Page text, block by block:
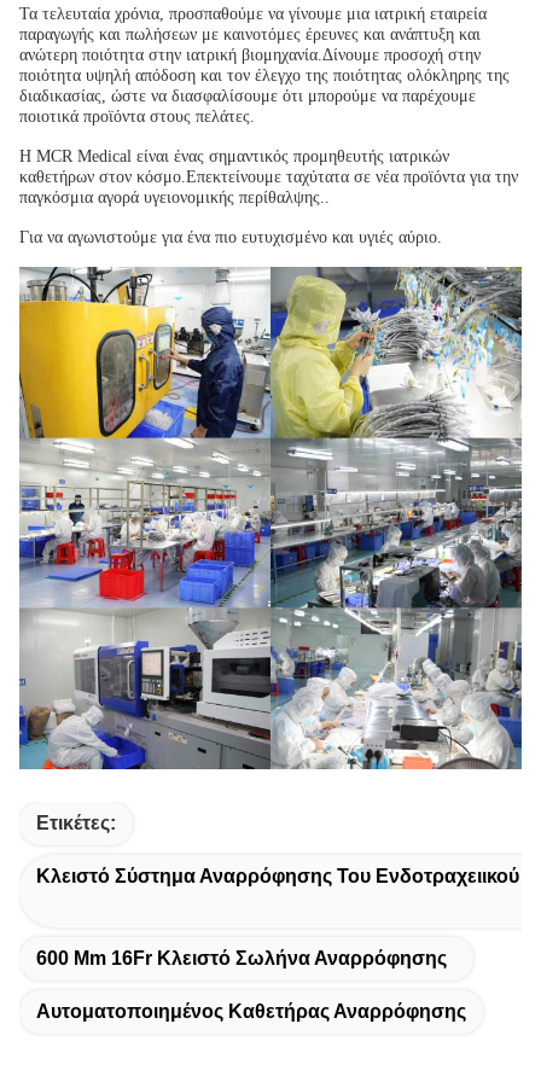
Τα τελευταία χρόνια, προσπαθούμε να γίνουμε μια ιατρική εταιρεία
παραγωγής και πωλήσεων με καινοτόμες έρευνες και ανάπτυξη και
ανώτερη ποιότητα στην ιατρική βιομηχανία.Δίνουμε προσοχή στην
ποιότητα υψηλή απόδοση και τον έλεγχο της ποιότητας ολόκληρης της
διαδικασίας, ώστε να διασφαλίσουμε ότι μπορούμε να παρέχουμε
ποιοτικά προϊόντα στους πελάτες.
Η MCR Medical είναι ένας σημαντικός προμηθευτής ιατρικών
καθετήρων στον κόσμο.Επεκτείνουμε ταχύτατα σε νέα προϊόντα για την
παγκόσμια αγορά υγειονομικής περίθαλψης..
Για να αγωνιστούμε για ένα πιο ευτυχισμένο και υγιές αύριο.
Ετικέτες:
Κλειστό Σύστημα Αναρρόφησης Του Ενδοτραχειικού
600 Mm 16Fr Κλειστό Σωλήνα Αναρρόφησης
Αυτοματοποιημένος Καθετήρας Αναρρόφησης